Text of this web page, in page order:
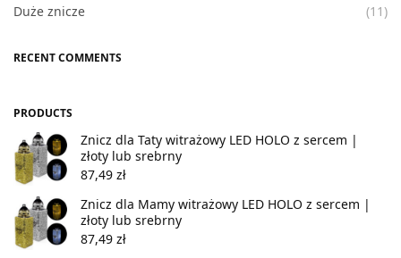
Duże znicze
(11)
RECENT COMMENTS
PRODUCTS
Znicz dla Taty witrażowy LED HOLO z sercem |
złoty lub srebrny
87,49 zł
Znicz dla Mamy witrażowy LED HOLO z sercem |
złoty lub srebrny
87,49 zł